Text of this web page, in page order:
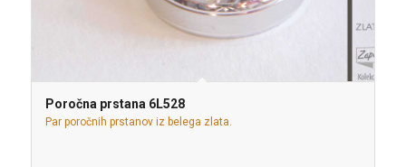
Poročna prstana 6L528
Par poročnih prstanov iz belega zlata.